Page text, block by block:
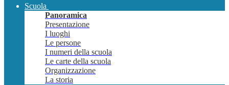
Scuola
Panoramica
Presentazione
I luoghi
Le persone
I numeri della scuola
Le carte della scuola
Organizzazione
La storia